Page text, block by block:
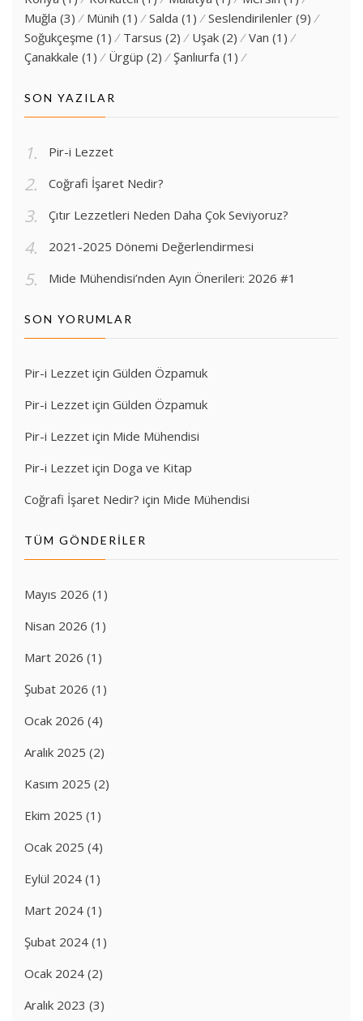
Muğla (3) Münih (1) Salda (1) Seslendirilenler (9)
Soğukçeşme (1) Tarsus (2) Uşak (2) Van (1)
Çanakkale (1) Ürgüp (2) Şanlıurfa (1)
SON YAZILAR
Pir-i Lezzet
Coğrafi İşaret Nedir?
Çıtır Lezzetleri Neden Daha Çok Seviyoruz?
2021-2025 Dönemi Değerlendirmesi
Mide Mühendisi’nden Ayın Önerileri: 2026 #1
SON YORUMLAR
Pir-i Lezzet için Gülden Özpamuk
Pir-i Lezzet için Gülden Özpamuk
Pir-i Lezzet için Mide Mühendisi
Pir-i Lezzet için Doga ve Kitap
Coğrafi İşaret Nedir? için Mide Mühendisi
TÜM GÖNDERILER
Mayıs 2026 (1)
Nisan 2026 (1)
Mart 2026 (1)
Şubat 2026 (1)
Ocak 2026 (4)
Aralık 2025 (2)
Kasım 2025 (2)
Ekim 2025 (1)
Ocak 2025 (4)
Eylül 2024 (1)
Mart 2024 (1)
Şubat 2024 (1)
Ocak 2024 (2)
Aralık 2023 (3)